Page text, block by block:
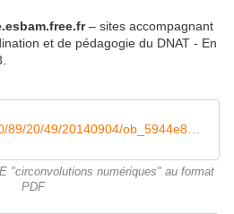
– sites accompagnant
et de pédagogie du DNAT - En
"circonvolutions numériques" au format
PDF